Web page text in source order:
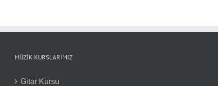
MÜZIK KURSLARIMIZ
Gitar Kursu